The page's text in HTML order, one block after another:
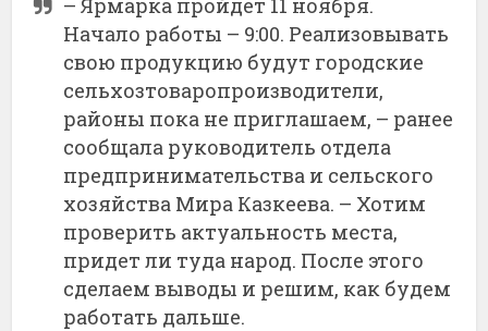
Начало работы – 9:00. Реализовывать
свою продукцию будут городские
сельхозтоваропроизводители,
районы пока не приглашаем, – ранее
сообщала руководитель отдела
предпринимательства и сельского
хозяйства Мира Казкеева. – Хотим
проверить актуальность места,
придет ли туда народ. После этого
сделаем выводы и решим, как будем
работать дальше.